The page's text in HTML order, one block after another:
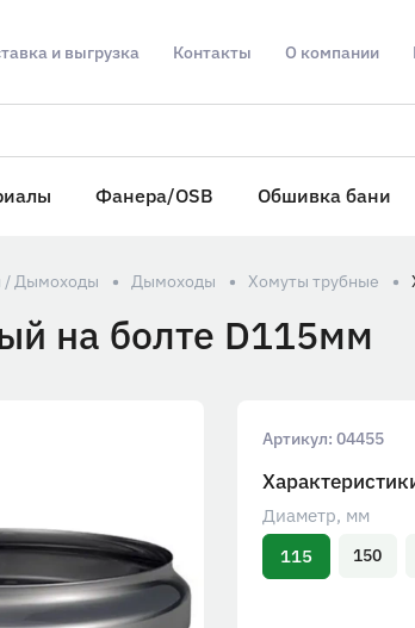
и выгрузка Контакты О компании
Фанера/OSB Обшивка бани
/ Дымоходы Дымоходы Хомуты трубные
на болте D115мм
Артикул: 04455
Диаметр, мм
115
150